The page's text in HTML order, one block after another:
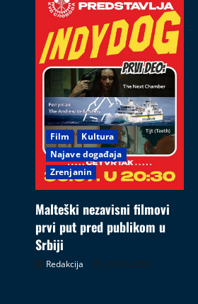
Film
Kultura
Najave događaja
Zrenjanin
Malteški nezavisni filmovi
prvi put pred publikom u
Srbiji
Redakcija 26.07.2026